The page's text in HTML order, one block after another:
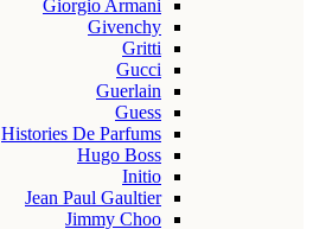
Giorgio Armani
Givenchy
Gritti
Gucci
Guerlain
Guess
Histories De Parfums
Hugo Boss
Initio
Jean Paul Gaultier
Jimmy Choo